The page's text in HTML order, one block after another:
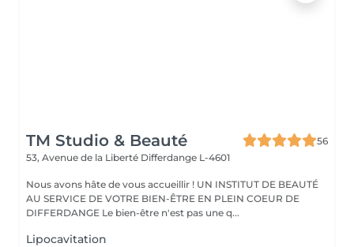
TM Studio & Beauté
56
53, Avenue de la Liberté Differdange L-4601
Nous avons hâte de vous accueillir ! UN INSTITUT DE BEAUTÉ
AU SERVICE DE VOTRE BIEN-ÊTRE EN PLEIN COEUR DE
DIFFERDANGE Le bien-être n'est pas une q...
Lipocavitation